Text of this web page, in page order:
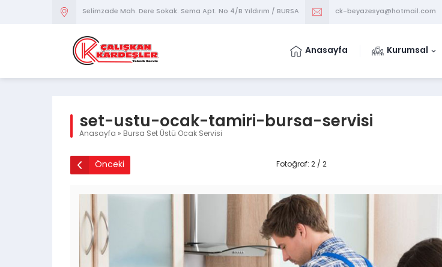
Selimzade Mah. Dere Sokak. Sema Apt. No 4/B Yıldırım / BURSA ck-beyazesya@hotmail.com
Anasayfa Kurumsal
set-ustu-ocak-tamiri-bursa-servisi
Anasayfa » Bursa Set Üstü Ocak Servisi
Önceki Fotoğraf: 2 / 2